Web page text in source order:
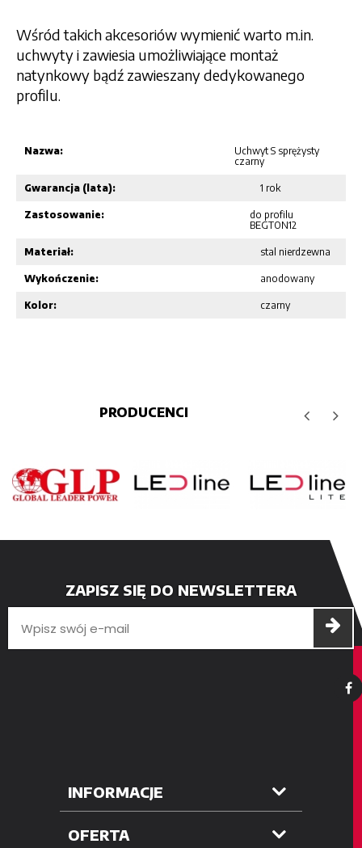
Wśród takich akcesoriów wymienić warto m.in.
uchwyty i zawiesia umożliwiające montaż
natynkowy bądź zawieszany dedykowanego
profilu.
Nazwa:
Uchwyt S sprężysty
czarny
Gwarancja (lata): 1 rok
Zastosowanie:
do profilu
BEGTON12
Materiał: stal nierdzewna
Wykończenie: anodowany
Kolor: czarny
PRODUCENCI
ZAPISZ SIĘ DO NEWSLETTERA
INFORMACJE
OFERTA